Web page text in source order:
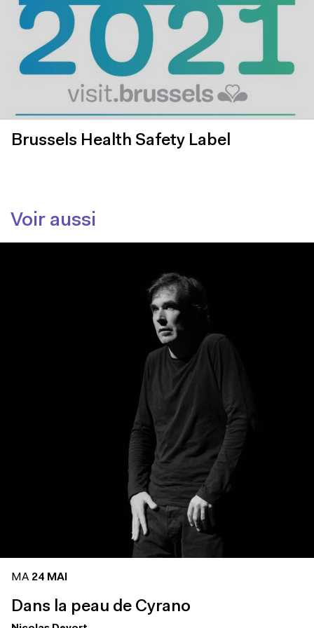
Brussels Health Safety Label
Voir aussi
MA 24 MAI
Dans la peau de Cyrano